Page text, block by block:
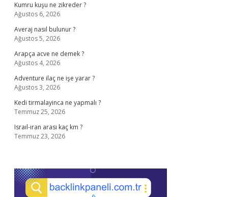
Kumru kuşu ne zikreder ?
Ağustos 6, 2026
Averaj nasıl bulunur ?
Ağustos 5, 2026
Arapça acve ne demek ?
Ağustos 4, 2026
Adventure ilaç ne işe yarar ?
Ağustos 3, 2026
Kedi tirmalayinca ne yapmalı ?
Temmuz 25, 2026
Israıl-ıran arası kaç km ?
Temmuz 23, 2026